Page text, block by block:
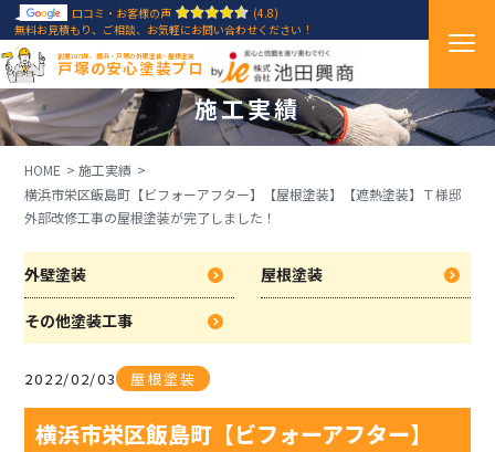
口コミ・お客様の声
(4.8)
無料お見積もり、ご相談、お気軽にお問い合わせください！
創業1971年、横浜・戸塚の外壁塗装・屋根塗装
戸塚の安心塗装プロ
施工実績
HOME
施工実績
横浜市栄区飯島町【ビフォーアフター】【屋根塗装】【遮熱塗装】Ｔ様邸
外部改修工事の屋根塗装が完了しました！
外壁塗装 屋根塗装
その他塗装工事
2022/02/03 屋根塗装
横浜市栄区飯島町【ビフォーアフター】